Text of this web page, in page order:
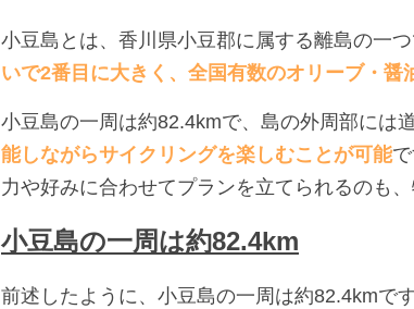
小豆島とは、香川県小豆郡に属する離島の一つ
いで2番目に大きく、全国有数のオリーブ・醤
小豆島の一周は約82.4kmで、島の外周部には
能しながらサイクリングを楽しむことが可能
力や好みに合わせてプランを立てられるのも
小豆島の一周は約82.4km
前述したように、小豆島の一周は約82.4kmで